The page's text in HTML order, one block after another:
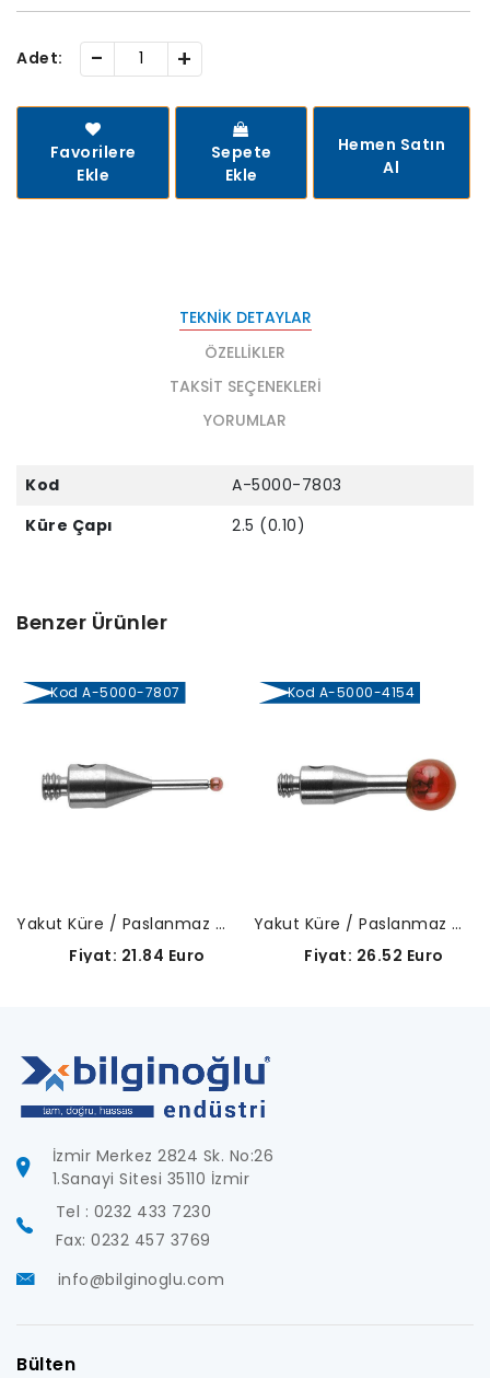
Adet: - +
Favorilere
Ekle
Sepete
Ekle
Hemen Satın
Al
TEKNIK DETAYLAR
ÖZELLIKLER
TAKSIT SEÇENEKLERI
YORUMLAR
Kod
A-5000-7803
Küre Çapı
2.5 (0.10)
Benzer Ürünler
Kod A-5000-7807
Yakut Küre / Paslanmaz Çelik Gövde-A-5000-7807
Fiyat: 21.84 Euro
Kod A-5000-4154
Yakut Küre / Paslanmaz Çelik Gövde-A-5000-4154
Fiyat: 26.52 Euro
İzmir Merkez 2824 Sk. No:26
1.Sanayi Sitesi 35110 İzmir
Tel : 0232 433 7230
Fax: 0232 457 3769
info@bilginoglu.com
Bülten